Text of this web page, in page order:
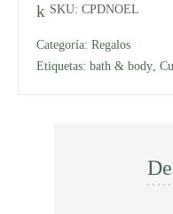
SKU: CPDNOEL
Categoría: Regalos
Etiquetas: bath & body